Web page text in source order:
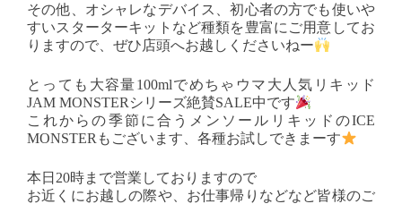
その他、オシャレなデバイス、初心者の方でも使いや
すいスターターキットなど種類を豊富にご用意してお
りますので、ぜひ店頭へお越しくださいねー
とっても大容量100mlでめちゃウマ大人気リキッド
JAM MONSTERシリーズ絶賛SALE中です
これからの季節に合うメンソールリキッドのICE
MONSTERもございます、各種お試しできまーす
本日20時まで営業しておりますので
お近くにお越しの際や、お仕事帰りなどなど皆様のご